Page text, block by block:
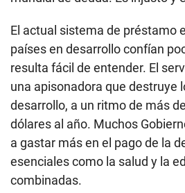
El actual sistema de préstamo
países en desarrollo confían
resulta fácil de entender. El
una apisonadora que destruye
desarrollo, a un ritmo de más
dólares al año. Muchos
a gastar más en el pago de la
esenciales como la salud y la
combinadas.